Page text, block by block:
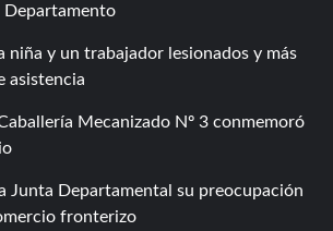
Departamento
niña y un trabajador lesionados y más
asistencia
Mecanizado Nº 3 conmemoró
Junta Departamental su preocupación
fronterizo